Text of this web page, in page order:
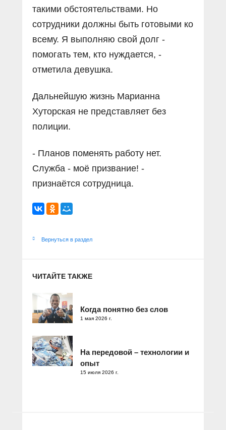
такими обстоятельствами. Но
сотрудники должны быть готовыми ко
всему. Я выполняю свой долг -
помогать тем, кто нуждается, -
отметила девушка.
Дальнейшую жизнь Марианна
Хуторская не представляет без
полиции.
- Планов поменять работу нет.
Служба - моё призвание! -
признаётся сотрудница.
Вернуться в раздел
ЧИТАЙТЕ ТАКЖЕ
Когда понятно без слов
1 мая 2026 г.
На передовой – технологии и
опыт
15 июля 2026 г.